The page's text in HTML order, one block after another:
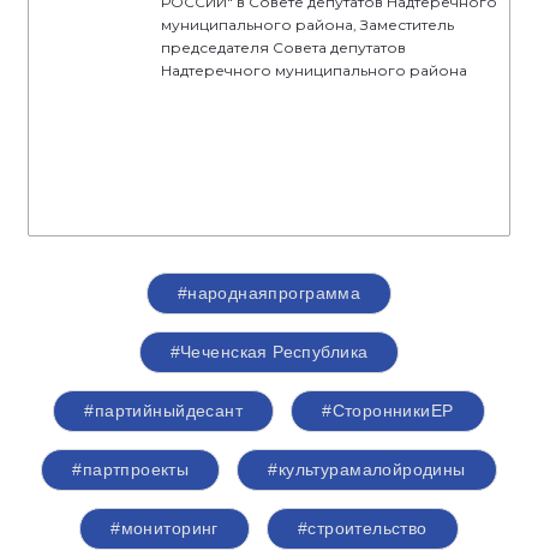
муниципального района, Заместитель
председателя Совета депутатов
Надтеречного муниципального района
#народнаяпрограмма
#Чеченская Республика
#партийныйдесант #СторонникиЕР
#партпроекты #культурамалойродины
#мониторинг #строительство